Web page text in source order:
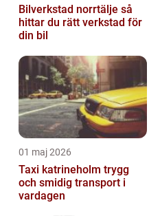
Bilverkstad norrtälje så
hittar du rätt verkstad för
din bil
01 maj 2026
Taxi katrineholm trygg
och smidig transport i
vardagen